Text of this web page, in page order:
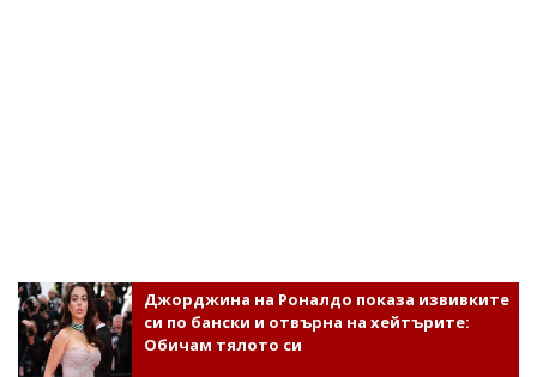
Джорджина на Роналдо показа извивките
си по бански и отвърна на хейтърите:
Обичам тялото си